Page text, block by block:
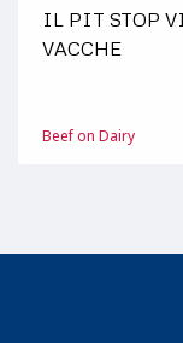
IL PIT STOP
VACCHE
Beef on Dairy